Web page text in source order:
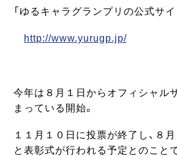
「ゆるキャラグランプリの公式サイ
http://www.yurugp.jp/
今年は８月１日からオフィシャル
まっている開始。
１１月１０日に投票が終了し、８
と表彰式が行われる予定とのことで